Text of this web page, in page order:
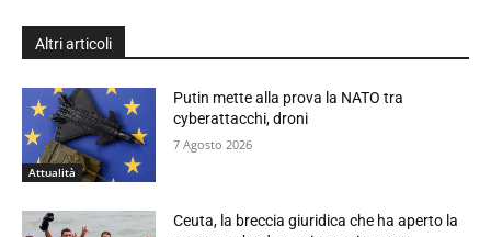
Altri articoli
Attualità
Putin mette alla prova la NATO tra
cyberattacchi, droni
7 Agosto 2026
Ceuta, la breccia giuridica che ha aperto la